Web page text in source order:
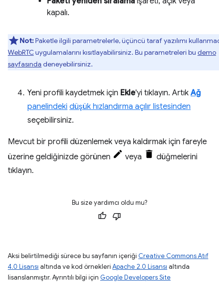
kapalı.
Not:Paketle ilgili parametrelerle, üçüncü taraf yazılımı
WebRTCuygulamalarını kısıtlayabilirsiniz. Bu parametreleri bu demo
sayfasında deneyebilirsiniz.
Yeni profili kaydetmek için Ekle'yi tıklayın. ArtıkAğ
panelindeki düşük hızlandırma açılır listesinden
seçebilirsiniz.
Mevcut bir profili düzenlemek veya kaldırmak için fareyle
üzerine geldiğinizde görünen
veya
düğmelerini
tıklayın.
Bu size yardımcı oldu mu?
Aksi belirtilmediği sürece bu sayfanın içeriği Creative Commons Atıf
4.0 Lisansı altında ve kod örnekleri Apache 2.0 Lisansı altında
lisanslanmıştır. Ayrıntılı bilgi için Google Developers Site